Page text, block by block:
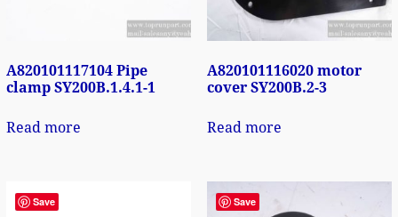
A820101117104 Pipe
clamp SY200B.1.4.1-1
Read more
A820101116020 motor
cover SY200B.2-3
Read more
Save Save